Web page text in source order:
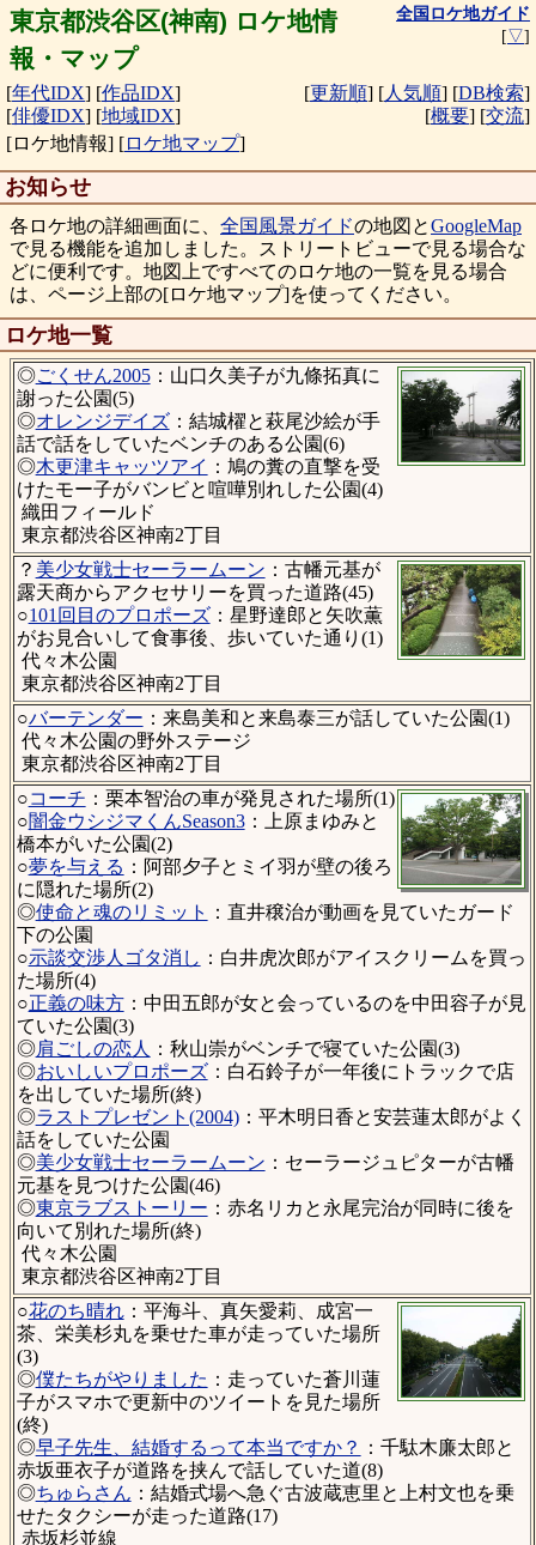
東京都渋谷区(神南) ロケ地情
報・マップ
全国ロケ地ガイド
[▽]
[年代IDX] [作品IDX]
[俳優IDX] [地域IDX]
[更新順] [人気順] [DB検索]
[概要] [交流]
[ロケ地情報] [ロケ地マップ]
お知らせ
各ロケ地の詳細画面に、 全国風景ガイドの地図とGoogleMap
で見る機能を追加しました。ストリートビューで見る場合な
どに便利です。地図上ですべてのロケ地の一覧を見る場合
は、ページ上部の[ロケ地マップ]を使ってください。
ロケ地一覧
◎ごくせん2005：山口久美子が九條拓真に
謝った公園(5)
◎オレンジデイズ：結城櫂と萩尾沙絵が手
話で話をしていたベンチのある公園(6)
◎木更津キャッツアイ ：鳩の糞の直撃を受
けたモー子がバンビと喧嘩別れした公園(4)
織田フィールド
東京都渋谷区神南2丁目
？ 美少女戦士セーラームーン ：古幡元基が
露天商からアクセサリーを買った道路(45)
○101回目のプロポーズ：星野達郎と矢吹薫
がお見合いして食事後、歩いていた通り(1)
代々木公園
東京都渋谷区神南2丁目
○バーテンダー ：来島美和と来島泰三が話していた公園(1)
代々木公園の野外ステージ
東京都渋谷区神南2丁目
○コーチ ：栗本智治の車が発見された場所(1)
○闇金ウシジマくんSeason3：上原まゆみと
橋本がいた公園(2)
○夢を与える ：阿部夕子とミイ羽が壁の後ろ
に隠れた場所(2)
◎使命と魂のリミット
：直井穣治が動画を見ていたガード
下の公園
○示談交渉人ゴタ消し ：白井虎次郎がアイスクリームを買っ
た場所(4)
○正義の味方：中田五郎が女と会っているのを中田容子が見
ていた公園(3)
◎肩ごしの恋人
：秋山崇がベンチで寝ていた公園(3)
◎おいしいプロポーズ：白石鈴子が一年後にトラックで店
を出していた場所(終)
◎ラストプレゼント(2004)：平木明日香と安芸蓮太郎がよく
話をしていた公園
◎美少女戦士セーラームーン ：セーラージュピターが古幡
元基を見つけた公園(46)
◎東京ラブストーリー ：赤名リカと永尾完治が同時に後を
向いて別れた場所(終)
代々木公園
東京都渋谷区神南2丁目
○花のち晴れ：平海斗、真矢愛莉、成宮一
茶、栄美杉丸を乗せた車が走っていた場所
(3)
◎僕たちがやりました ：走っていた蒼川蓮
子がスマホで更新中のツイートを見た場所
(終)
◎早子先生、結婚するって本当ですか？
：千駄木廉太郎と
赤坂亜衣子が道路を挟んで話していた道(8)
◎ちゅらさん ：結婚式場へ急ぐ古波蔵恵里と上村文也を乗
せたタクシーが走った道路(17)
赤坂杉並線